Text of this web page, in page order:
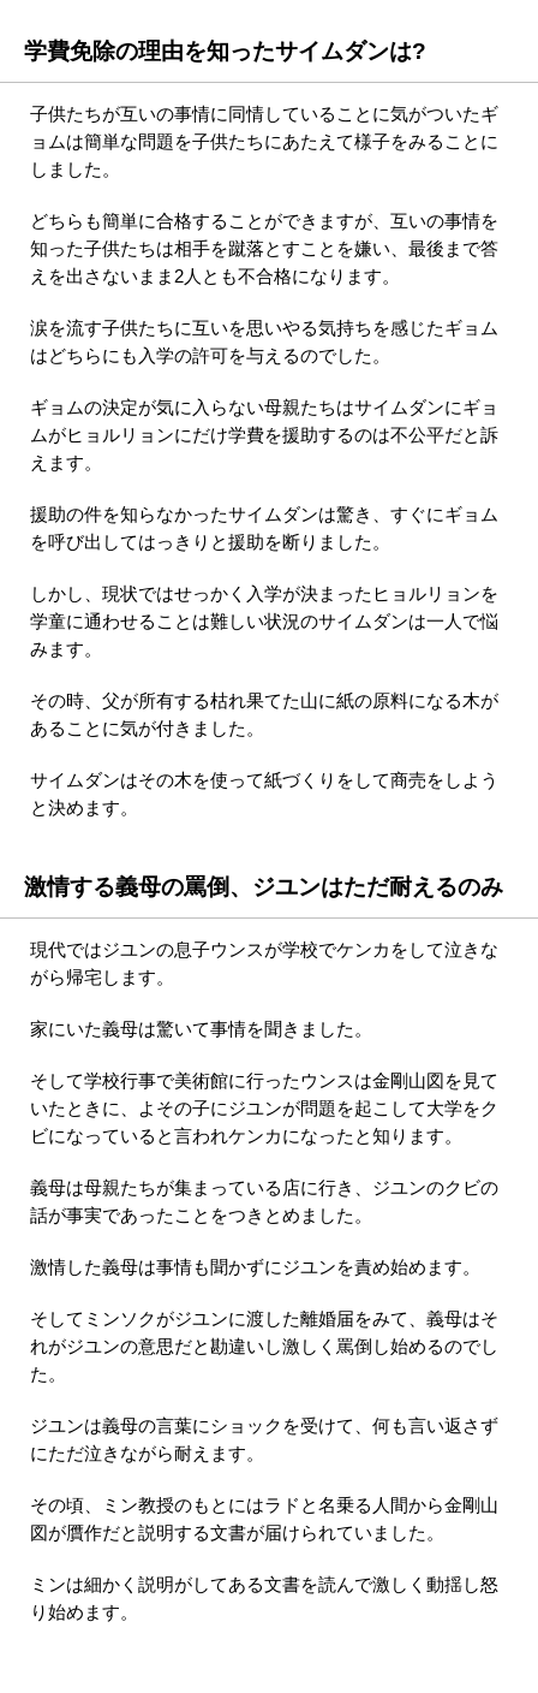
学費免除の理由を知ったサイムダンは?
子供たちが互いの事情に同情していることに気がついたギ
ョムは簡単な問題を子供たちにあたえて様子をみることに
しました。
どちらも簡単に合格することができますが、互いの事情を
知った子供たちは相手を蹴落とすことを嫌い、最後まで答
えを出さないまま2人とも不合格になります。
涙を流す子供たちに互いを思いやる気持ちを感じたギョム
はどちらにも入学の許可を与えるのでした。
ギョムの決定が気に入らない母親たちはサイムダンにギョ
ムがヒョルリョンにだけ学費を援助するのは不公平だと訴
えます。
援助の件を知らなかったサイムダンは驚き、すぐにギョム
を呼び出してはっきりと援助を断りました。
しかし、現状ではせっかく入学が決まったヒョルリョンを
学童に通わせることは難しい状況のサイムダンは一人で悩
みます。
その時、父が所有する枯れ果てた山に紙の原料になる木が
あることに気が付きました。
サイムダンはその木を使って紙づくりをして商売をしよう
と決めます。
激情する義母の罵倒、ジユンはただ耐えるのみ
現代ではジユンの息子ウンスが学校でケンカをして泣きな
がら帰宅します。
家にいた義母は驚いて事情を聞きました。
そして学校行事で美術館に行ったウンスは金剛山図を見て
いたときに、よその子にジユンが問題を起こして大学をク
ビになっていると言われケンカになったと知ります。
義母は母親たちが集まっている店に行き、ジユンのクビの
話が事実であったことをつきとめました。
激情した義母は事情も聞かずにジユンを責め始めます。
そしてミンソクがジユンに渡した離婚届をみて、義母はそ
れがジユンの意思だと勘違いし激しく罵倒し始めるのでし
た。
ジユンは義母の言葉にショックを受けて、何も言い返さず
にただ泣きながら耐えます。
その頃、ミン教授のもとにはラドと名乗る人間から金剛山
図が贋作だと説明する文書が届けられていました。
ミンは細かく説明がしてある文書を読んで激しく動揺し怒
り始めます。